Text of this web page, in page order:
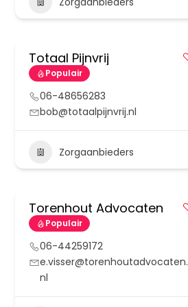
Totaal Pijnvrij
Populair
06-48656283
bob@totaalpijnvrij.nl
Zorgaanbieders
Torenhout Advocaten
Populair
06-44259172
e.visser@torenhoutadvocaten.
nl